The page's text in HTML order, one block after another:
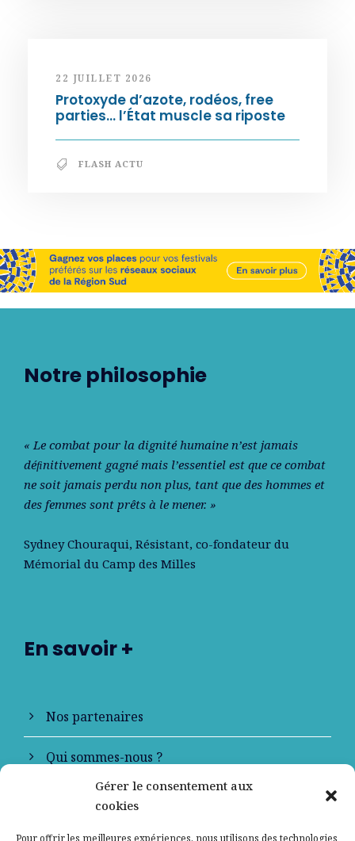
Gérer le consentement aux
cookies
Pour offrir les meilleures expériences, nous utilisons des technologies
22 JUILLET 2026
Protoxyde d’azote, rodéos, free
parties… l’État muscle sa riposte
FLASH ACTU
Notre philosophie
« Le combat pour la dignité humaine n’est jamais
déﬁnitivement gagné mais l’essentiel est que ce combat
ne soit jamais perdu non plus, tant que des hommes et
des femmes sont prêts à le mener. »
Sydney Chouraqui, Résistant, co-fondateur du
Mémorial du Camp des Milles
En savoir +
Nos partenaires
Qui sommes-nous ?
Contactez-nous